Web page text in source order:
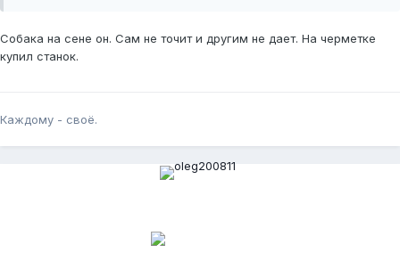
Собака на сене он. Сам не точит и другим не дает. На черметке
купил станок.
Каждому - своё.